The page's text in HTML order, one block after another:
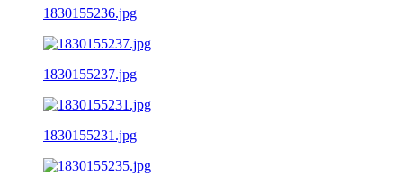
1830155236.jpg
1830155237.jpg
1830155231.jpg